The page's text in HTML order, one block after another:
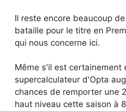
Il reste encore beaucoup
bataille pour le titre en
qui nous concerne ici.
Même s'il est certainement
supercalculateur d'Opta
chances de remporter une
haut niveau cette saison à